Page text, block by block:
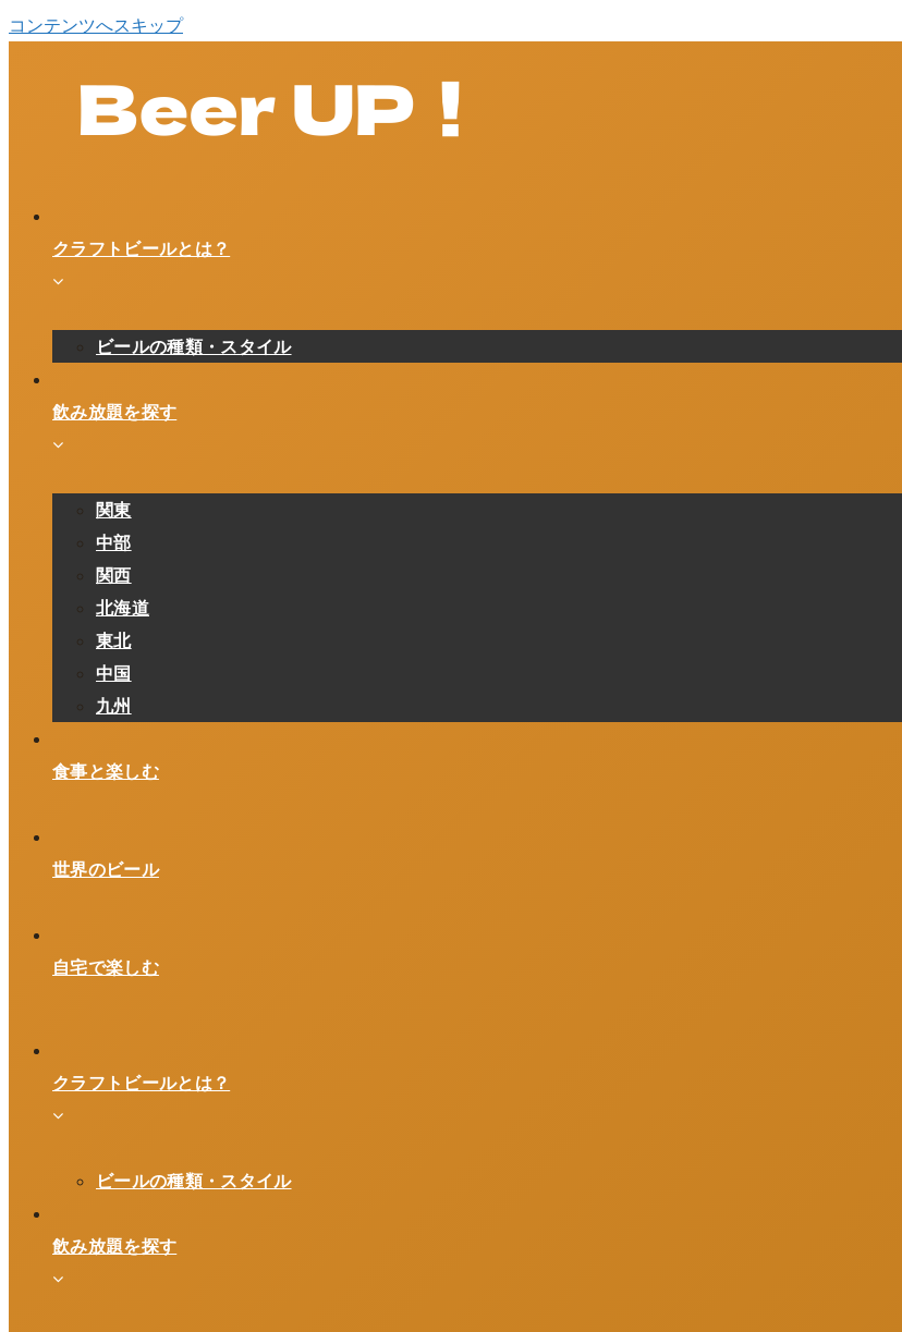
コンテンツへスキップ
クラフトビールとは？
ビールの種類・スタイル
飲み放題を探す
関東
中部
関西
北海道
東北
中国
九州
食事と楽しむ
世界のビール
自宅で楽しむ
クラフトビールとは？
ビールの種類・スタイル
飲み放題を探す